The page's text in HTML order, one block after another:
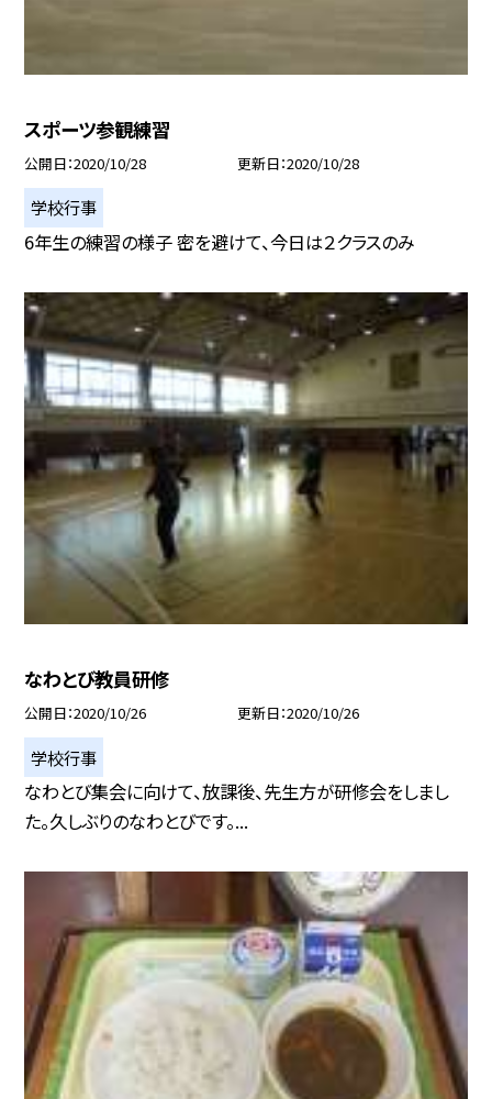
スポーツ参観練習
公開日 2020/10/28 更新日 2020/10/28
学校行事
6年生の練習の様子 密を避けて、今日は２クラスのみ
なわとび教員研修
公開日 2020/10/26 更新日 2020/10/26
学校行事
なわとび集会に向けて、放課後、先生方が研修会をしまし
た。久しぶりのなわとびです。...